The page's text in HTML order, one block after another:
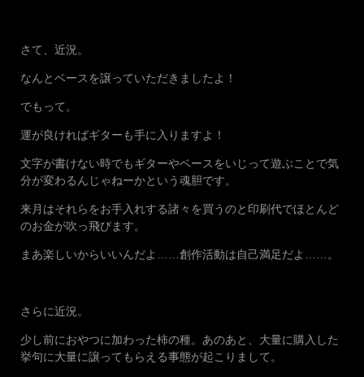
さて、近況。
なんとベースを譲っていただきましたよ！
でもって。
運が良ければギターも手に入りますよ！
文字が書けない時でもギターやベースをいじって遊ぶことで気
分が変わるんじゃねーかという魂胆です。
来月はそれらをお手入れする諸々を買うのと印刷代でほとんど
のお金が吹っ飛びます。
まあ楽しいからいいんだよ……創作活動は自己満足だよ……。
さらに近況。
少し前におやつに加わった柿の種。あのあと、大量に購入した
挙句に大量に譲ってもらえる事態が起こりまして。